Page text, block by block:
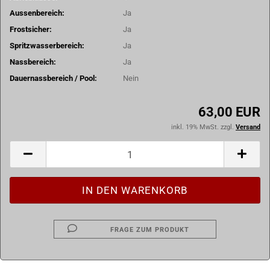
Aussenbereich:
Ja
Frostsicher:
Ja
Spritzwasserbereich:
Ja
Nassbereich:
Ja
Dauernassbereich / Pool:
Nein
63,00 EUR
inkl. 19% MwSt. zzgl. Versand
FRAGE ZUM PRODUKT